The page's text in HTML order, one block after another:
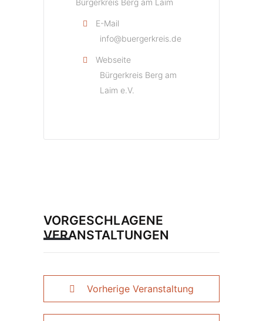
Bürgerkreis Berg am Laim
E-Mail
info@buergerkreis.de
Webseite
Bürgerkreis Berg am
Laim e.V.
VORGESCHLAGENE
VERANSTALTUNGEN
Vorherige Veranstaltung